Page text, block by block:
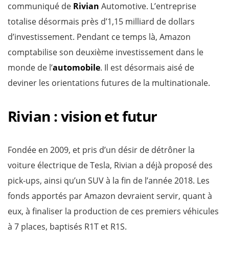
communiqué de Rivian Automotive. L’entreprise
totalise désormais près d’1,15 milliard de dollars
d’investissement. Pendant ce temps là, Amazon
comptabilise son deuxième investissement dans le
monde de l’automobile. Il est désormais aisé de
deviner les orientations futures de la multinationale.
Rivian : vision et futur
Fondée en 2009, et pris d’un désir de détrôner la
voiture électrique de Tesla, Rivian a déjà proposé des
pick-ups, ainsi qu’un SUV à la fin de l’année 2018. Les
fonds apportés par Amazon devraient servir, quant à
eux, à finaliser la production de ces premiers véhicules
à 7 places, baptisés R1T et R1S.